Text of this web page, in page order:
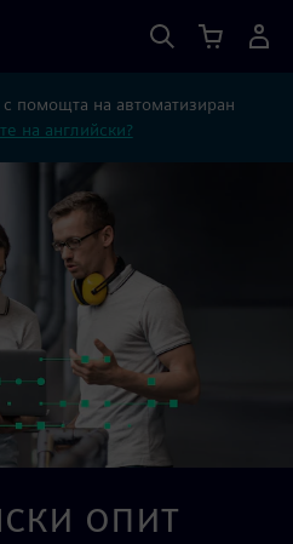
с помощта на автоматизиран
на английски?
опит